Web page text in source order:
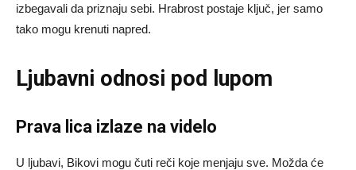
izbegavali da priznaju sebi. Hrabrost postaje ključ, jer samo
tako mogu krenuti napred.
Ljubavni odnosi pod lupom
Prava lica izlaze na videlo
U ljubavi, Bikovi mogu čuti reči koje menjaju sve. Možda će